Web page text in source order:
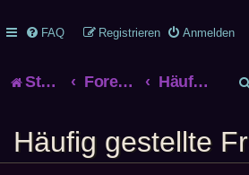
FAQ Anmelden
Registrieren
Startseite Foren-Übersicht Häufig gestellte Fragen
Häufig gestellte